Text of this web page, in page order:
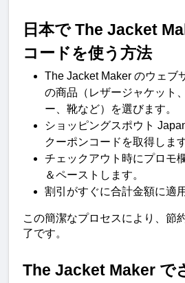
日本で The Jacket
コードを使う方法
The Jacket Maker のウェブ
の商品（レザージャケット
ー、靴など）を選びます。
ショッピングスポウト
クーポンコードを取得します
チェックアウト時にプロモ
＆ペーストします。
割引がすぐに合計金額に適
この簡潔なプロセスにより、節
了です。
The Jacket Maker で